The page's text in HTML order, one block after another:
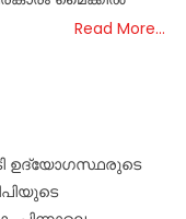
Read More…
ഉദ്യോഗസ്ഥരുടെ